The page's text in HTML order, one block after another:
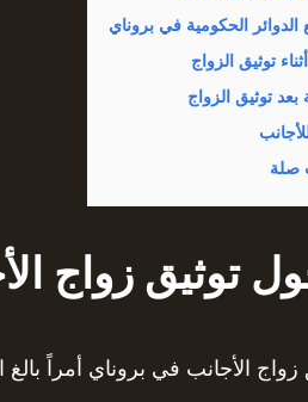
الدوائر الحكومية في بروناي
توثيق الزواج
بعد توثيق الزواج
صلة
توثيق زواج
زواج الأجانب في بروناي أمراً